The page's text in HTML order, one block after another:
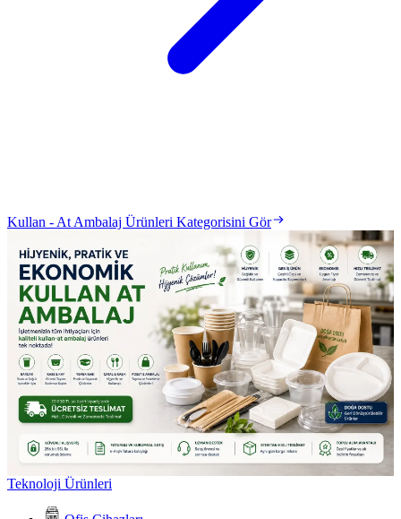
Kullan - At Ambalaj Ürünleri Kategorisini Gör
Teknoloji Ürünleri